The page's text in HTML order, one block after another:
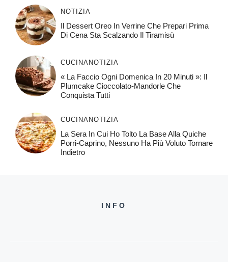
NOTIZIA
Il Dessert Oreo In Verrine Che Prepari Prima
Di Cena Sta Scalzando Il Tiramisù
CUCINA NOTIZIA
« La Faccio Ogni Domenica In 20 Minuti »: Il
Plumcake Cioccolato-Mandorle Che
Conquista Tutti
CUCINA NOTIZIA
La Sera In Cui Ho Tolto La Base Alla Quiche
Porri-Caprino, Nessuno Ha Più Voluto Tornare
Indietro
INFO